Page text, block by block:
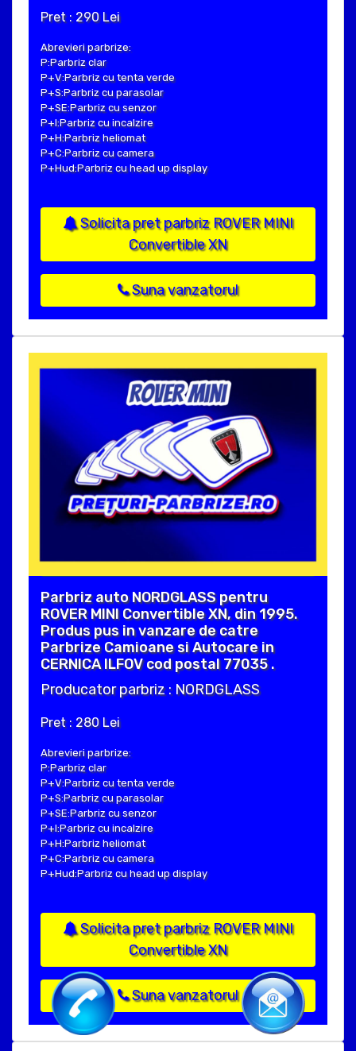
Pret : 290 Lei
Abrevieri parbrize:
P:Parbriz clar
P+V:Parbriz cu tenta verde
P+S:Parbriz cu parasolar
P+SE:Parbriz cu senzor
P+I:Parbriz cu incalzire
P+H:Parbriz heliomat
P+C:Parbriz cu camera
P+Hud:Parbriz cu head up display
Solicita pret parbriz ROVER MINI
Convertible XN
Suna vanzatorul
Parbriz auto NORDGLASS pentru
ROVER MINI Convertible XN, din 1995.
Produs pus in vanzare de catre
Parbrize Camioane si Autocare in
CERNICA ILFOV cod postal 77035 .
Producator parbriz : NORDGLASS
Pret : 280 Lei
Abrevieri parbrize:
P:Parbriz clar
P+V:Parbriz cu tenta verde
P+S:Parbriz cu parasolar
P+SE:Parbriz cu senzor
P+I:Parbriz cu incalzire
P+H:Parbriz heliomat
P+C:Parbriz cu camera
P+Hud:Parbriz cu head up display
Solicita pret parbriz ROVER MINI
Convertible XN
Suna vanzatorul